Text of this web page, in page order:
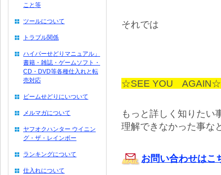
それでは
☆SEE YOU AGAIN☆
もっと詳しく知りたい
理解できなかった事な
お問い合わせはこ
こと等
ツールについて
トラブル関係
ハイパーせどりマニュアル」
書籍・雑誌・ゲームソフト・
CD・DVD等各種仕入れと転
売対応
ビームせどりにいついて
メルマガについて
ヤフオクハンター ウイニン
グ・ザ・レインボー
ランキングについて
仕入れについて